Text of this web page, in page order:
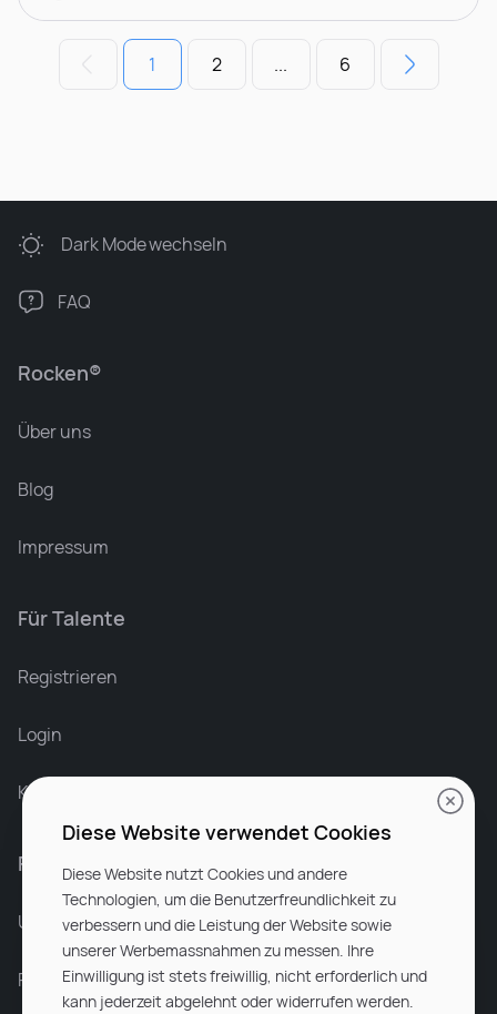
1 2 ... 6
Rocken®
Über uns
Blog
Impressum
Für Talente
Registrieren
Login
Karriere bei Rocken
Für Unternehmen
Unsere Dienstleistungen
Partnerunternehmen
Dark Modewechseln
FAQ
Diese Website verwendet Cookies
Diese Website nutzt Cookies und andere
Technologien, um die Benutzerfreundlichkeit zu
verbessern und die Leistung der Website sowie
unserer Werbemassnahmen zu messen. Ihre
Einwilligung ist stets freiwillig, nicht erforderlich und
kann jederzeit abgelehnt oder widerrufen werden.